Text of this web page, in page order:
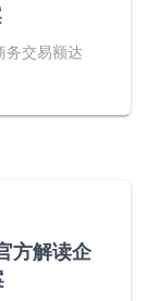
务交易额达
方解读企